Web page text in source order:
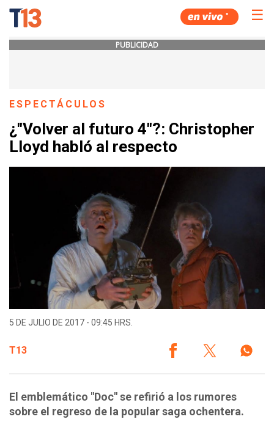
☰
PUBLICIDAD
ESPECTÁCULOS
¿"Volver al futuro 4"?: Christopher
Lloyd habló al respecto
5 DE JULIO DE 2017 - 09:45 HRS.
T13
El emblemático "Doc" se refirió a los rumores
sobre el regreso de la popular saga ochentera.